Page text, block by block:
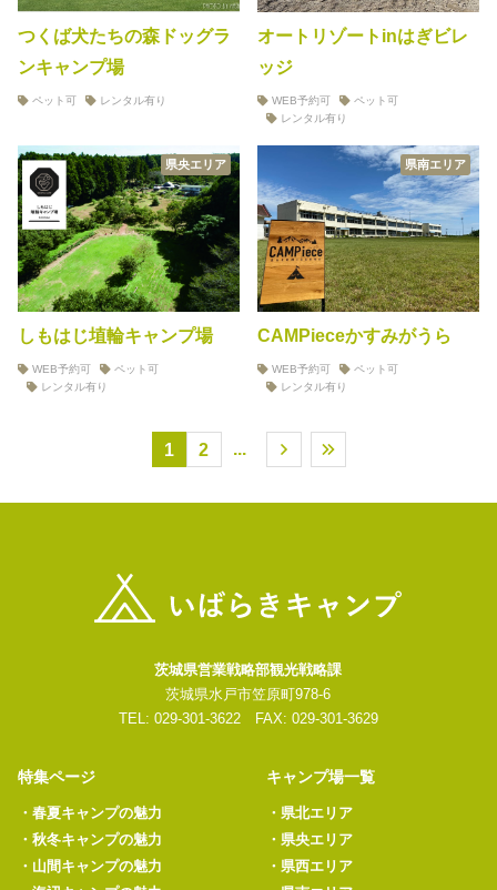
つくば犬たちの森ドッグラ
ンキャンプ場
ペット可 レンタル有り
オートリゾートinはぎビレ
ッジ
WEB予約可
ペット可
レンタル有り
県央エリア
しもはじ埴輪キャンプ場
WEB予約可
ペット可
レンタル有り
県南エリア
CAMPieceかすみがうら
WEB予約可
ペット可
レンタル有り
1 2 ...
茨城県営業戦略部観光戦略課
茨城県水戸市笠原町978-6
TEL: 029-301-3622 FAX: 029-301-3629
特集ページ
・ 春夏キャンプの魅力
・ 秋冬キャンプの魅力
・ 山間キャンプの魅力
キャンプ場一覧
・ 県北エリア
・ 県央エリア
・ 県西エリア